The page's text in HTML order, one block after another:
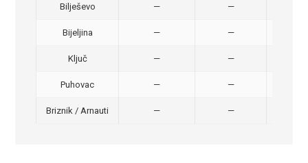
Bilješevo — —
Bijeljina — —
Ključ — —
Puhovac — —
Briznik / Arnauti — —